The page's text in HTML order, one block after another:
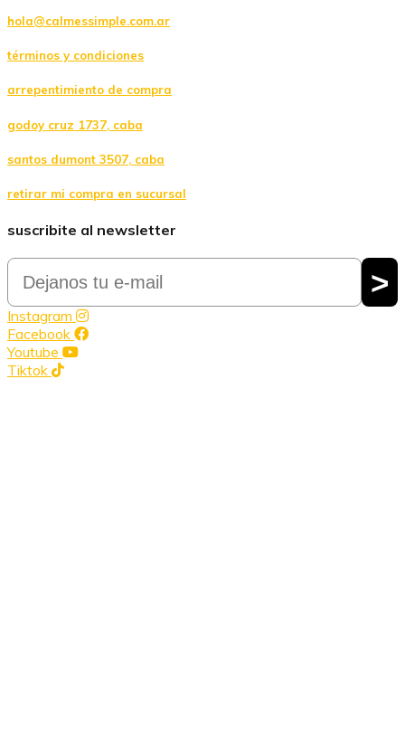
hola@calmessimple.com.ar
términos y condiciones
arrepentimiento de compra
godoy cruz 1737, caba
santos dumont 3507, caba
retirar mi compra en sucursal
suscribite al newsletter
Email >
Instagram
Facebook
Youtube
Tiktok